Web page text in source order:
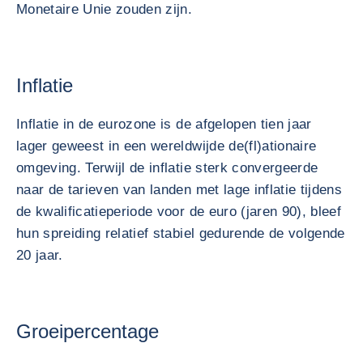
Monetaire Unie zouden zijn.
Inflatie
Inflatie in de eurozone is de afgelopen tien jaar
lager geweest in een wereldwijde de(fl)ationaire
omgeving. Terwijl de inflatie sterk convergeerde
naar de tarieven van landen met lage inflatie tijdens
de kwalificatieperiode voor de euro (jaren 90), bleef
hun spreiding relatief stabiel gedurende de volgende
20 jaar.
Groeipercentage